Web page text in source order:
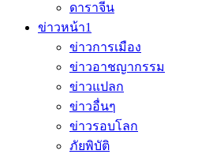
ดาราจีน
ข่าวหน้า1
ข่าวการเมือง
ข่าวอาชญากรรม
ข่าวแปลก
ข่าวอื่นๆ
ข่าวรอบโลก
ภัยพิบัติ